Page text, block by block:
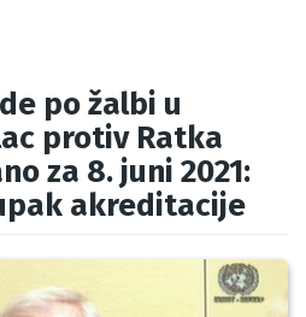
po žalbi u
protiv Ratka
za 8. juni 2021:
akreditacije